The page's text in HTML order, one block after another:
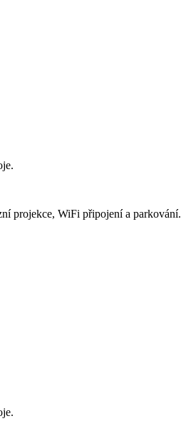
projekce, WiFi připojení a parkování.